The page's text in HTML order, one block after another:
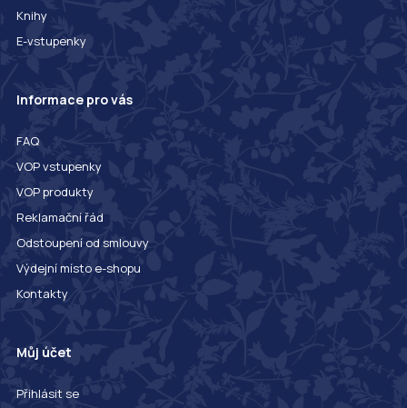
Knihy
E-vstupenky
Informace pro vás
FAQ
VOP vstupenky
VOP produkty
Reklamační řád
Odstoupení od smlouvy
Výdejní místo e-shopu
Kontakty
Můj účet
Přihlásit se